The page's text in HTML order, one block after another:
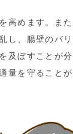
高めます。ま
し、腸壁のバ
及ぼすことが分
量を守ること